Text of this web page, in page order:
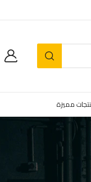
مميزة